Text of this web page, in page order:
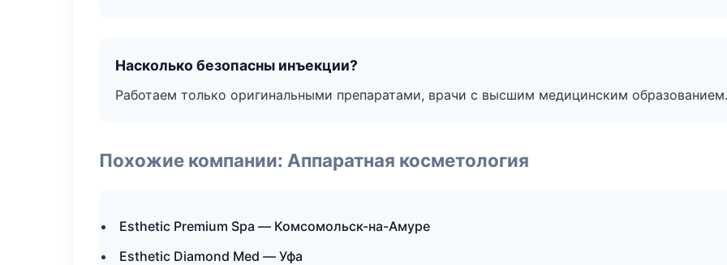
Насколько безопасны инъекции?
Работаем только оригинальными препаратами, врачи с высшим медицинским образованием.
Похожие компании: Аппаратная косметология
Esthetic Premium Spa — Комсомольск-на-Амуре
Esthetic Diamond Med — Уфа